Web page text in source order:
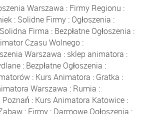
Warszawa : Firmy Regionu :
: Solidne Firmy: Ogłoszenia :
Solidna Firma : Bezpłatne Ogłoszenia :
Czasu Wolnego:
Warszawa : sklep animatora :
: Bezpłatne Ogłoszenia :
: Kurs Animatora : Gratka :
Warszawa : Rumia :
: Kurs Animatora Katowice :
: Firmy : Darmowe Ogłoszenia :